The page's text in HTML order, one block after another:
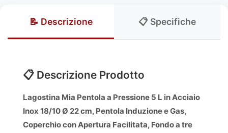
📝 Descrizione 📋 Specifiche
📋 Descrizione Prodotto
Lagostina Mia Pentola a Pressione 5 L in Acciaio
Inox 18/10 Ø 22 cm, Pentola Induzione e Gas,
Coperchio con Apertura Facilitata, Fondo a tre